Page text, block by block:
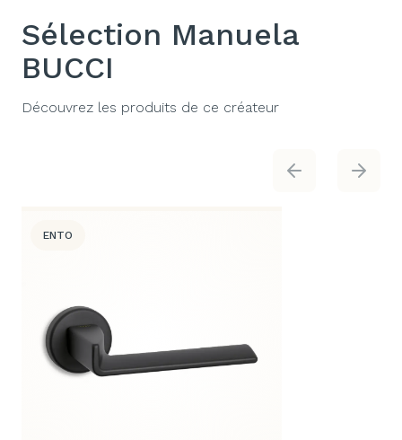
Sélection Manuela
BUCCI
Découvrez les produits de ce créateur
ENTO